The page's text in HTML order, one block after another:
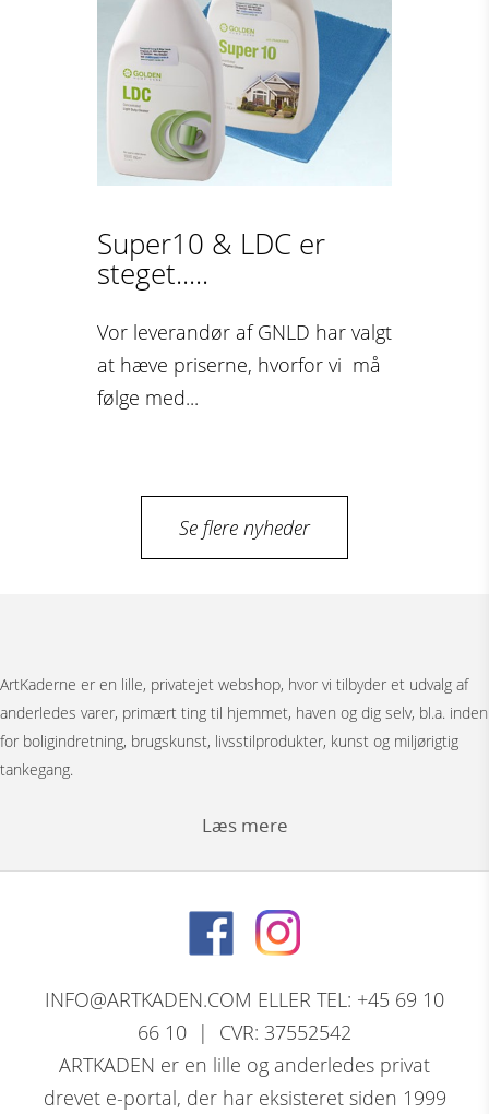
Super10 & LDC er
steget.....
Vor leverandør af GNLD har valgt
at hæve priserne, hvorfor vi må
følge med...
Se flere nyheder
ArtKaderne er en lille, privatejet webshop, hvor vi tilbyder et udvalg af
anderledes varer, primært ting til hjemmet, haven og dig selv, bl.a. inden
for boligindretning, brugskunst, livsstilprodukter, kunst og miljørigtig
tankegang.
Læs mere
Bag menuen ”Figurer” gemmer der sig et stort udvalg af
modeller. Vi har bronzefigurer, dyrefigurer, figurer i resin, Thai figurer,
Tranepar i bronze og retro træfigurer.
David Marshall, den skotsk / spanske skulptørs komplette program af
INFO@ARTKADEN.COM ELLER TEL: +45 69 10
66 10 | CVR: 37552542
ARTKADEN er en lille og anderledes privat
drevet e-portal, der har eksisteret siden 1999